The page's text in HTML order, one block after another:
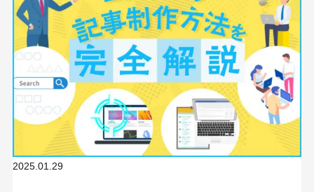
2025.01.29